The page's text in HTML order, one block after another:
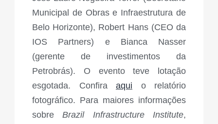
Municipal de Obras e Infraestrutura de
Belo Horizonte), Robert Hans (CEO da
IOS Partners) e Bianca Nasser
(gerente de investimentos da
Petrobrás). O evento teve lotação
esgotada. Confira aqui o relatório
fotográfico. Para maiores informações
sobreBrazil Infrastructure Institute,